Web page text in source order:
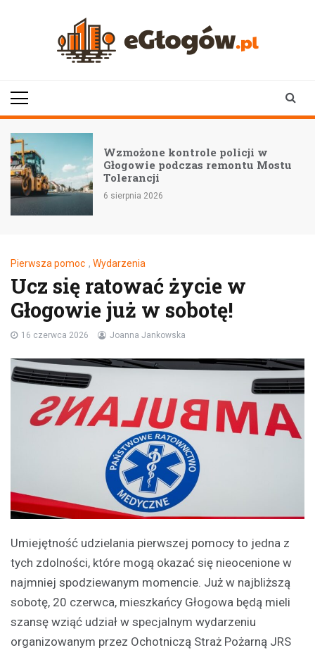
Wzmożone kontrole policji w
Głogowie podczas remontu Mostu
Tolerancji
6 sierpnia 2026
Pierwsza pomoc , Wydarzenia
Ucz się ratować życie w
Głogowie już w sobotę!
16 czerwca 2026 Joanna Jankowska
Umiejętność udzielania pierwszej pomocy to jedna z
tych zdolności, które mogą okazać się nieocenione w
najmniej spodziewanym momencie. Już w najbliższą
sobotę, 20 czerwca, mieszkańcy Głogowa będą mieli
szansę wziąć udział w specjalnym wydarzeniu
organizowanym przez Ochotniczą Straż Pożarną JRS